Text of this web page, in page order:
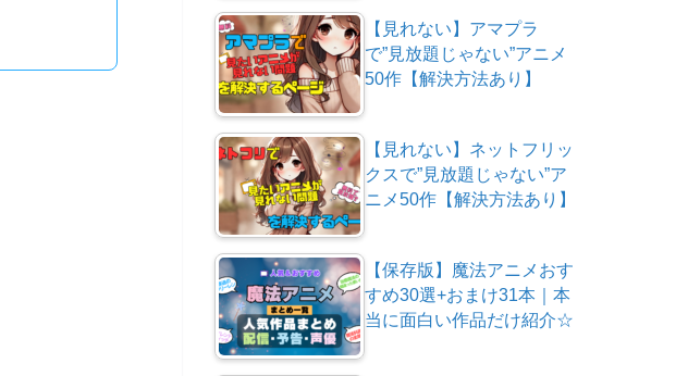
【見れない】アマプラ
で”見放題じゃない”アニメ
50作【解決方法あり】
【見れない】ネットフリッ
クスで”見放題じゃない”ア
ニメ50作【解決方法あり】
【保存版】魔法アニメおす
すめ30選+おまけ31本｜本
当に面白い作品だけ紹介☆